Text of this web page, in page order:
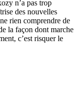
n’a pas trop
des nouvelles
rien comprendre de
la façon dont marche
c’est risquer le